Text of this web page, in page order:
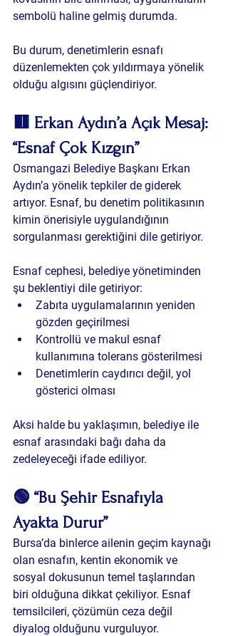
sembolü haline gelmiş durumda.
Bu durum, denetimlerin esnafı
düzenlemekten çok yıldırmaya yönelik
olduğu algısını güçlendiriyor.
🟥 Erkan Aydın’a Açık Mesaj:
“Esnaf Çok Kızgın”
Osmangazi Belediye Başkanı Erkan
Aydın’a yönelik tepkiler de giderek
artıyor. Esnaf, bu denetim politikasının
kimin önerisiyle uygulandığının
sorgulanması gerektiğini dile getiriyor.
Esnaf cephesi, belediye yönetiminden
şu beklentiyi dile getiriyor:
Zabıta uygulamalarının yeniden
gözden geçirilmesi
Kontrollü ve makul esnaf
kullanımına tolerans gösterilmesi
Denetimlerin caydırıcı değil, yol
gösterici olması
Aksi halde bu yaklaşımın, belediye ile
esnaf arasındaki bağı daha da
zedeleyeceği ifade ediliyor.
🟢 “Bu Şehir Esnafıyla
Ayakta Durur”
Bursa’da binlerce ailenin geçim kaynağı
olan esnafın, kentin ekonomik ve
sosyal dokusunun temel taşlarından
biri olduğuna dikkat çekiliyor. Esnaf
temsilcileri, çözümün ceza değil
diyalog olduğunu vurguluyor.